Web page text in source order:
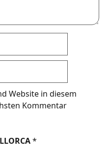
Website in diesem
Kommentar
*